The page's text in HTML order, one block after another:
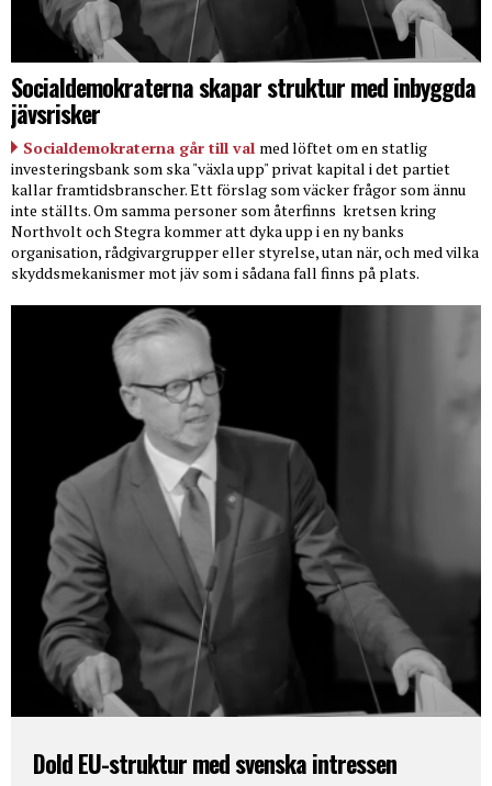
Socialdemokraterna skapar struktur med inbyggda
jävsrisker
Socialdemokraterna går till val med löftet om en statlig
investeringsbank som ska "växla upp" privat kapital i det partiet
kallar framtidsbranscher. Ett förslag som väcker frågor som ännu
inte ställts. Om samma personer som återfinns kretsen kring
Northvolt och Stegra kommer att dyka upp i en ny banks
organisation, rådgivargrupper eller styrelse, utan när, och med vilka
skyddsmekanismer mot jäv som i sådana fall finns på plats.
Dold EU-struktur med svenska intressen